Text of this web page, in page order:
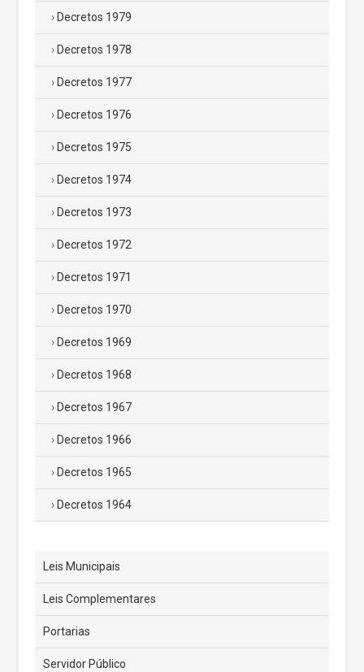
Decretos 1979
Decretos 1978
Decretos 1977
Decretos 1976
Decretos 1975
Decretos 1974
Decretos 1973
Decretos 1972
Decretos 1971
Decretos 1970
Decretos 1969
Decretos 1968
Decretos 1967
Decretos 1966
Decretos 1965
Decretos 1964
Leis Municipais
Leis Complementares
Portarias
Servidor Público